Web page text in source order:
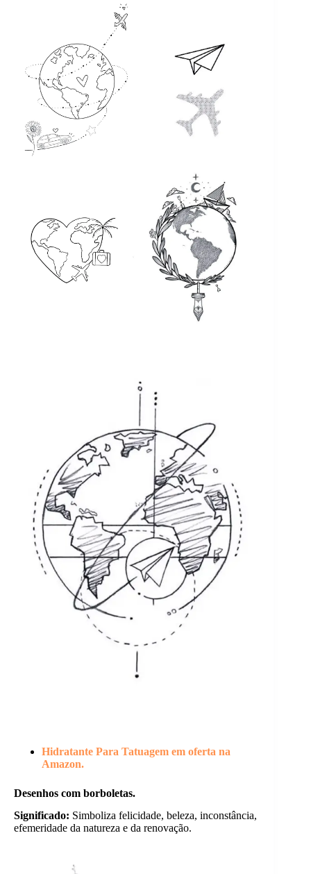
Hidratante Para Tatuagem em oferta na
Amazon.
Desenhos com borboletas.
Significado: Simboliza felicidade, beleza, inconstância,
efemeridade da natureza e da renovação.